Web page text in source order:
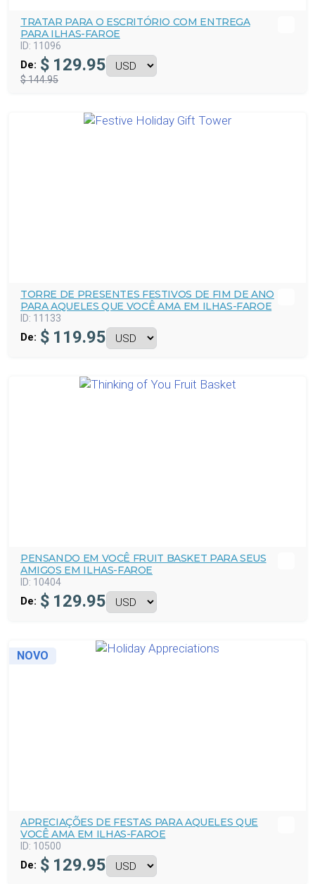
TRATAR PARA O ESCRITÓRIO COM ENTREGA
PARA ILHAS-FAROE
ID: 11096
De: $ 129.95
$ 144.95
TORRE DE PRESENTES FESTIVOS DE FIM DE ANO
PARA AQUELES QUE VOCÊ AMA EM ILHAS-FAROE
ID: 11133
De: $ 119.95
PENSANDO EM VOCÊ FRUIT BASKET PARA SEUS
AMIGOS EM ILHAS-FAROE
ID: 10404
De: $ 129.95
NOVO
APRECIAÇÕES DE FESTAS PARA AQUELES QUE
VOCÊ AMA EM ILHAS-FAROE
ID: 10500
De: $ 129.95